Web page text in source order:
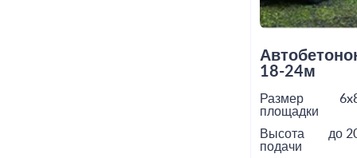
18-24м
Размер
площадки
Высота
подачи
до